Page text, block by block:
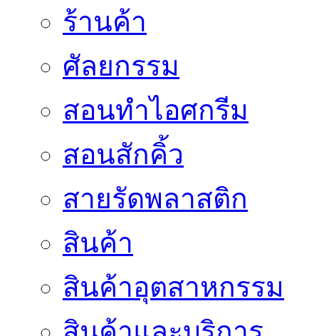
ร้านค้า
ศัลยกรรม
สอนทำไอศกรีม
สอนสักคิ้ว
สายรัดพลาสติก
สินค้า
สินค้าอุตสาหกรรม